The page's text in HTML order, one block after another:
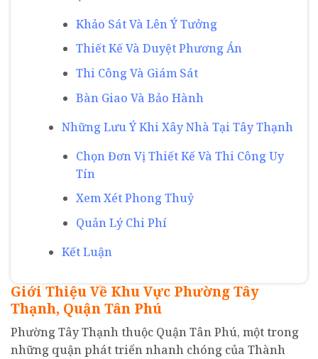
Khảo Sát Và Lên Ý Tưởng
Thiết Kế Và Duyệt Phương Án
Thi Công Và Giám Sát
Bàn Giao Và Bảo Hành
Những Lưu Ý Khi Xây Nhà Tại Tây Thạnh
Chọn Đơn Vị Thiết Kế Và Thi Công Uy
Tín
Xem Xét Phong Thuỷ
Quản Lý Chi Phí
Kết Luận
Giới Thiệu Về Khu Vực Phường Tây
Thạnh, Quận Tân Phú
Phường Tây Thạnh thuộc Quận Tân Phú, một trong
những quận phát triển nhanh chóng của Thành